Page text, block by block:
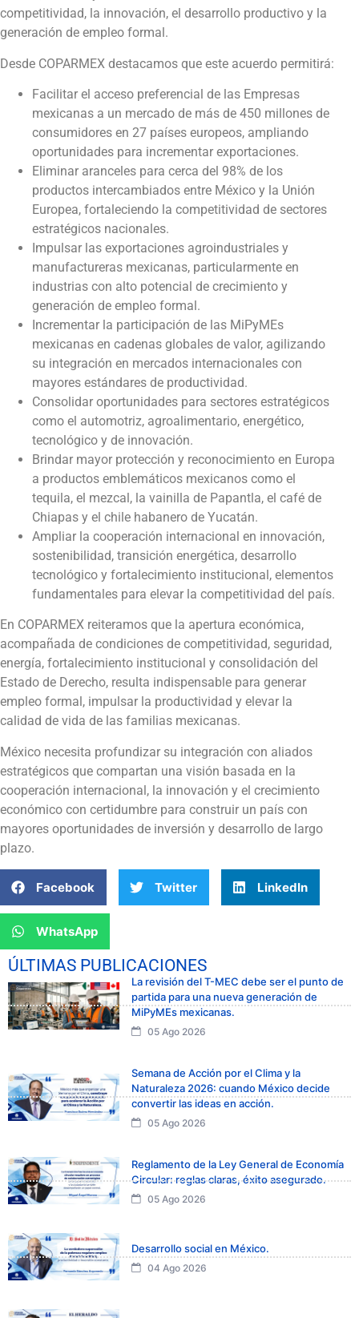
competitividad, la innovación, el desarrollo productivo y la
generación de empleo formal.
Desde COPARMEX destacamos que este acuerdo permitirá:
Facilitar el acceso preferencial de las Empresas
mexicanas a un mercado de más de 450 millones de
consumidores en 27 países europeos, ampliando
oportunidades para incrementar exportaciones.
Eliminar aranceles para cerca del 98% de los
productos intercambiados entre México y la Unión
Europea, fortaleciendo la competitividad de sectores
estratégicos nacionales.
Impulsar las exportaciones agroindustriales y
manufactureras mexicanas, particularmente en
industrias con alto potencial de crecimiento y
generación de empleo formal.
Incrementar la participación de las MiPyMEs
mexicanas en cadenas globales de valor, agilizando
su integración en mercados internacionales con
mayores estándares de productividad.
Consolidar oportunidades para sectores estratégicos
como el automotriz, agroalimentario, energético,
tecnológico y de innovación.
Brindar mayor protección y reconocimiento en Europa
a productos emblemáticos mexicanos como el
tequila, el mezcal, la vainilla de Papantla, el café de
Chiapas y el chile habanero de Yucatán.
Ampliar la cooperación internacional en innovación,
sostenibilidad, transición energética, desarrollo
tecnológico y fortalecimiento institucional, elementos
fundamentales para elevar la competitividad del país.
En COPARMEX reiteramos que la apertura económica,
acompañada de condiciones de competitividad, seguridad,
energía, fortalecimiento institucional y consolidación del
Estado de Derecho, resulta indispensable para generar
empleo formal, impulsar la productividad y elevar la
calidad de vida de las familias mexicanas.
México necesita profundizar su integración con aliados
estratégicos que compartan una visión basada en la
cooperación internacional, la innovación y el crecimiento
económico con certidumbre para construir un país con
mayores oportunidades de inversión y desarrollo de largo
plazo.
Facebook Twitter LinkedIn
WhatsApp
ÚLTIMAS PUBLICACIONES
La revisión del T-MEC debe ser el punto de
partida para una nueva generación de
MiPyMEs mexicanas.
05 Ago 2026
Semana de Acción por el Clima y la
Naturaleza 2026: cuando México decide
convertir las ideas en acción.
05 Ago 2026
Reglamento de la Ley General de Economía
Circular: reglas claras, éxito asegurado.
05 Ago 2026
Desarrollo social en México.
04 Ago 2026